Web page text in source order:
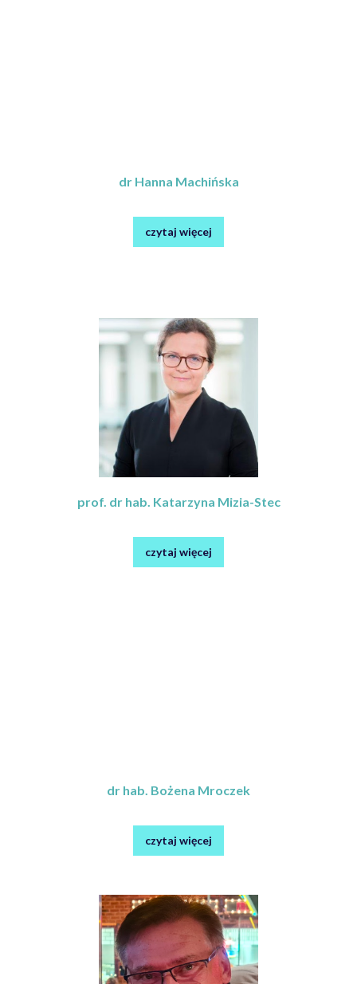
dr Hanna Machińska
czytaj więcej
prof. dr hab. Katarzyna Mizia-Stec
czytaj więcej
dr hab. Bożena Mroczek
czytaj więcej